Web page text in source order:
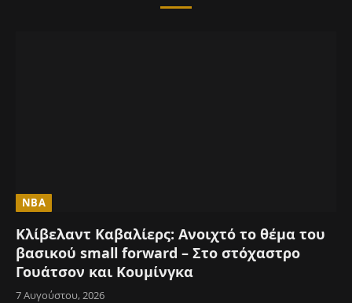
NBA
Κλίβελαντ Καβαλίερς: Ανοιχτό το θέμα του
βασικού small forward – Στο στόχαστρο
Γουάτσον και Κουμίνγκα
7 Αυγούστου, 2026